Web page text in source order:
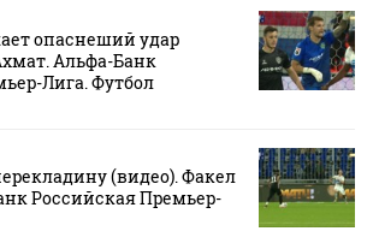
опаснеший удар
Альфа-Банк
Лига. Футбол
(видео). Факел
Российская Премьер-